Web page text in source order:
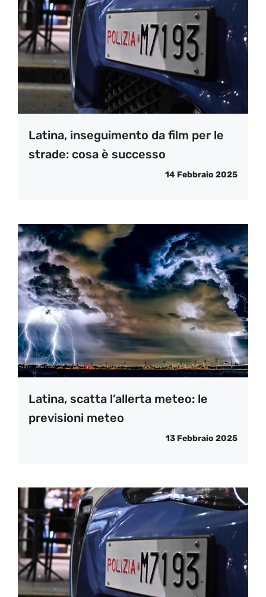
Latina, inseguimento da film per le
strade: cosa è successo
14 Febbraio 2025
Latina, scatta l’allerta meteo: le
previsioni meteo
13 Febbraio 2025